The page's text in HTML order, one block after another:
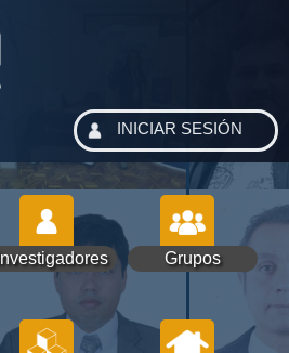
Investigadores Grupos
INICIAR SESIÓN